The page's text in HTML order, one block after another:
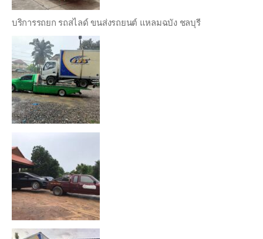
บริการรถยก รถสไลด์ ขนส่งรถยนต์ แหลมฉบัง ชลบุรี